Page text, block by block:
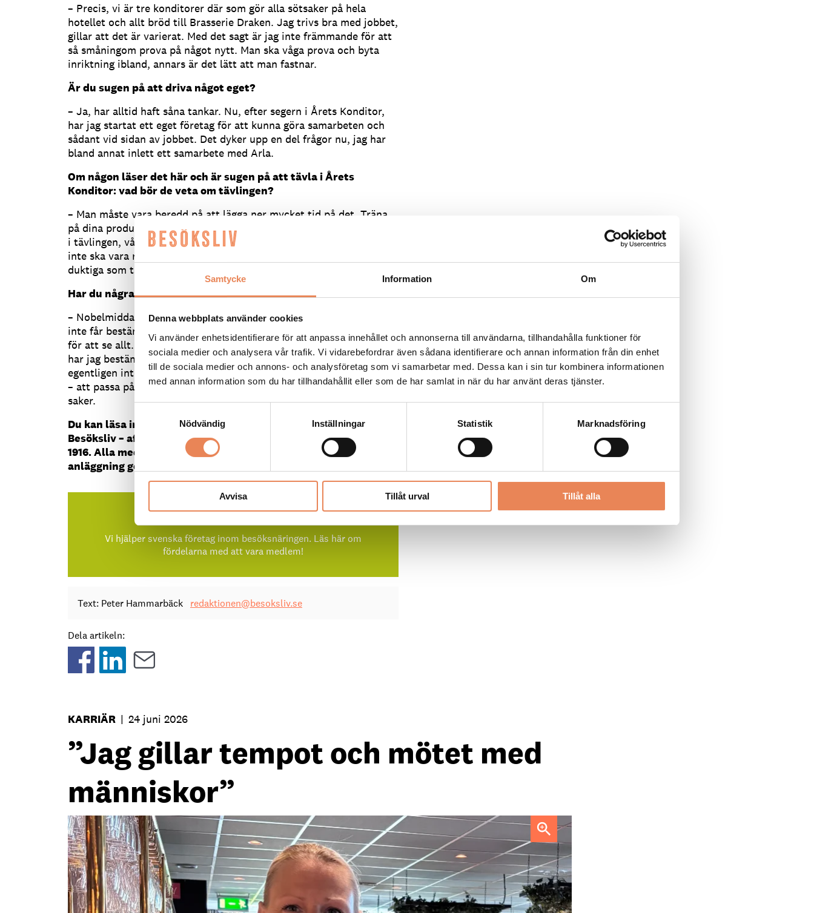
Samtycke Information Om
Denna webbplats använder cookies
Vi använder enhetsidentifierare för att anpassa innehållet och annonserna till användarna, tillhandahålla funktioner för
sociala medier och analysera vår trafik. Vi vidarebefordrar även sådana identifierare och annan information från din enhet
till de sociala medier och annons- och analysföretag som vi samarbetar med. Dessa kan i sin tur kombinera informationen
med annan information som du har tillhandahållit eller som de har samlat in när du har använt deras tjänster.
Nödvändig
Inställningar Statistik Marknadsföring
Avvisa Tillåt urval Tillåt alla
– Precis, vi är tre konditorer där som gör alla sötsaker på hela
hotellet och allt bröd till Brasserie Draken. Jag trivs bra med jobbet,
gillar att det är varierat. Med det sagt är jag inte främmande för att
så småningom prova på något nytt. Man ska våga prova och byta
inriktning ibland, annars är det lätt att man fastnar.
Är du sugen på att driva något eget?
– Ja, har alltid haft såna tankar. Nu, efter segern i Årets Konditor,
har jag startat ett eget företag för att kunna göra samarbeten och
sådant vid sidan av jobbet. Det dyker upp en del frågor nu, jag har
bland annat inlett ett samarbete med Arla.
Om någon läser det här och är sugen på att tävla i Årets
Konditor: vad bör de veta om tävlingen?
– Man måste vara beredd på att lägga ner mycket tid på det. Träna
på dina produkter, allt görs på tid. Och så måste man hitta sin nisch
i tävlingen, våga göra sin tolkning av temat. En grej också är att man
inte ska vara rädd för att tävla, man ska våga! Det är jättemånga
duktiga som tävlat flera gånger innan de vinner.
Har du några mål?
– Nobelmiddagen skulle vara coolt att få vara med om. Även om jag
inte får bestämma allt så skulle jag åtminstone vilja jobba där bara
för att se allt. Det kommer nog dyka upp mycket kul! Det här året
har jag bestämt att jag ska hoppa på så mycket som möjligt. Jag är
egentligen inte sådan som person, men det försöker jag lära mig nu
– att passa på att utnyttja och lära känna folk och våga testa nya
saker.
Du kan läsa intervjun med Hilda Strömberg i senaste numret av
Besöksliv – affärsmagasinet för Sveriges roligaste näring sedan
1916. Alla medlemmar i Visita får ett exemplar av magasinet per
anläggning genom sitt medlemskap.
Vi hjälper svenska företag inom besöksnäringen. Läs här om
fördelarna med att vara medlem!
Text: Peter Hammarbäck redaktionen@besoksliv.se
Dela artikeln:
KARRIÄR | 24 juni 2026
”Jag gillar tempot och mötet med
människor”